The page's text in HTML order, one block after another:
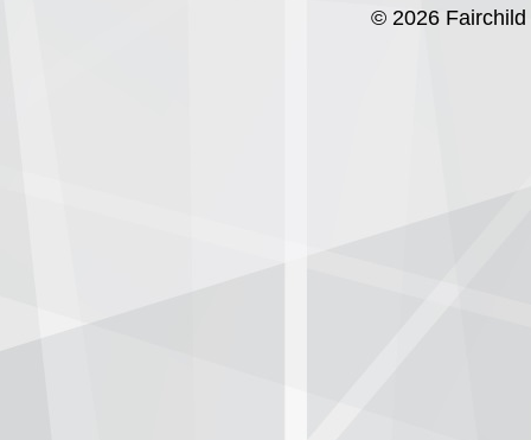
© 2026 Fairchild